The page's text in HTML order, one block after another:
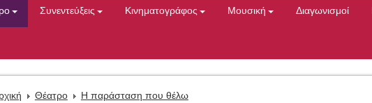
Συνεντεύξεις Κινηματογράφος Μουσική Διαγωνισμοί
Θέατρο Η παράσταση που θέλω